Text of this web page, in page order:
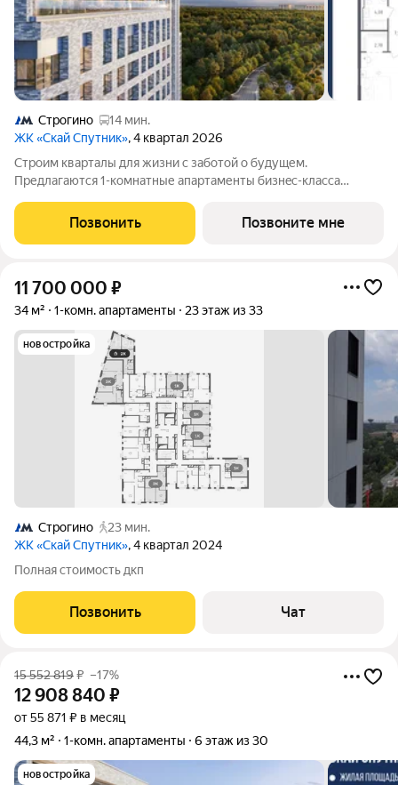
Строгино
14 мин.
ЖК «Скай Спутник», 4 квартал 2026
Стрoим квapтaлы для жизни c заботой о будущем.
Пpедлaгаются 1-комнaтные апартаменты бизнec-клaccа
этaжe, в жилом комплексе «Cкай Спутник».Пропискa нe
предуcмотрeна в pамкax юpидичеcкoго статуca -
Позвонить Позвоните мне
11 700 000 ₽
34 м² 1-комн. апартаменты 23 этаж из 33
новостройка
Строгино
23 мин.
ЖК «Скай Спутник», 4 квартал 2024
Полная стоимость дкп
Позвонить Чат
15 552 819₽ –17%
12 908 840 ₽
от 55 871 ₽ в месяц
44,3 м²
1-комн. апартаменты 6 этаж из 30
новостройка